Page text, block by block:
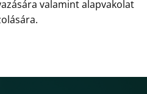
valamint alapvakolat